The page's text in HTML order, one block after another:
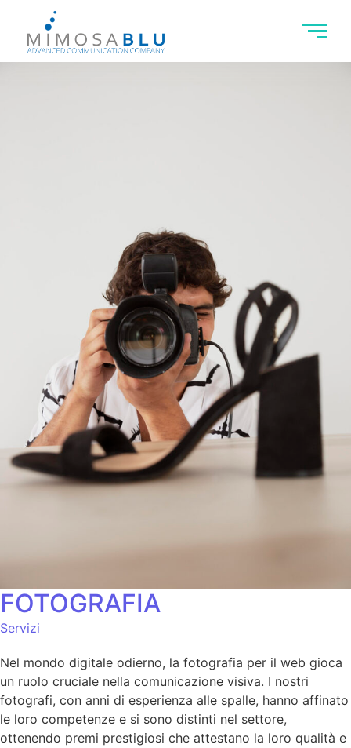
FOTOGRAFIA
Servizi
Nel mondo digitale odierno, la fotografia per il web gioca
un ruolo cruciale nella comunicazione visiva. I nostri
fotografi, con anni di esperienza alle spalle, hanno affinato
le loro competenze e si sono distinti nel settore,
ottenendo premi prestigiosi che attestano la loro qualità e